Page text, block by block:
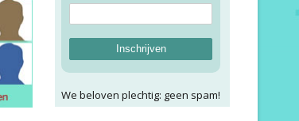
Inschrijven
We beloven plechtig: geen spam!